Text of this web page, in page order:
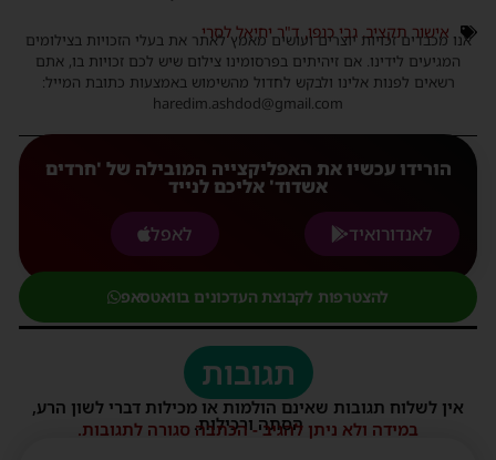
אישור תקציב, גבי כנפו,ד"ר יחיאל לסרי
אנו מכבדים זכויות יוצרים ועושים מאמץ לאתר את בעלי הזכויות בצילומים
המגיעים לידינו. אם זיהיתים בפרסומינו צילום שיש לכם זכויות בו, אתם
רשאים לפנות אלינו ולבקש לחדול מהשימוש באמצעות כתובת המייל:
haredim.ashdod@gmail.com
הורידו עכשיו את האפליקצייה המובילה של 'חרדים
אשדוד' אליכם לנייד
לאנדורואיד
לאפל
להצטרפות לקבוצת העדכונים בוואטסאפ
תגובות
אין לשלוח תגובות שאינם הולמות או מכילות דברי לשון הרע,
הסתה ורכילות.
במידה ולא ניתן להגיב - הכתבה סגורה לתגובות.